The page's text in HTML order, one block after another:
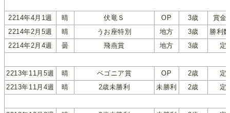
2214年4月1週 晴 伏竜Ｓ OP 3歳
賞金
2214年2月5週
晴 うお座特別 地方 3歳
勝利
2214年2月4週
曇 飛燕賞 地方 3歳 定
2213年11月5週 晴 ベゴニア賞 OP 2歳
定
2213年11月4週
晴 2歳未勝利 未勝利 2歳 定